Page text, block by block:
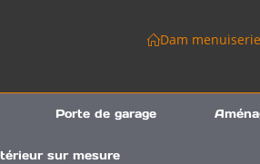
Dam menuiserie
Porte de garage
sur mesure